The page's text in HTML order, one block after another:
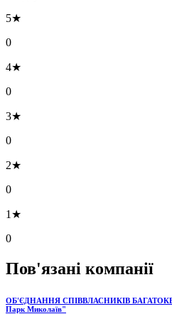
5★
0
4★
0
3★
0
2★
0
1★
0
Пов'язані компанії
ОБ'ЄДНАННЯ СПІВВЛАСНИКІВ
Парк Миколаїв"